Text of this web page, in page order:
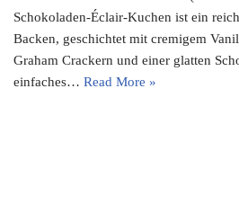
Schokoladen-Éclair-Kuchen ist ein
Backen, geschichtet mit cremigem
Graham Crackern und einer glatten
einfaches… Read More »